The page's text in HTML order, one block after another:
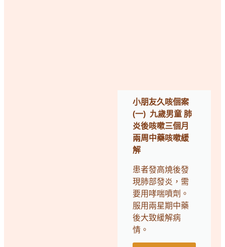
小朋友久咳個案
(一) 九歲男童 肺
炎後咳嗽三個月
兩周中藥咳嗽緩
解
患者發高燒後發
現肺部發炎，需
要用哮喘噴劑。
服用兩星期中藥
後大致緩解病
情。